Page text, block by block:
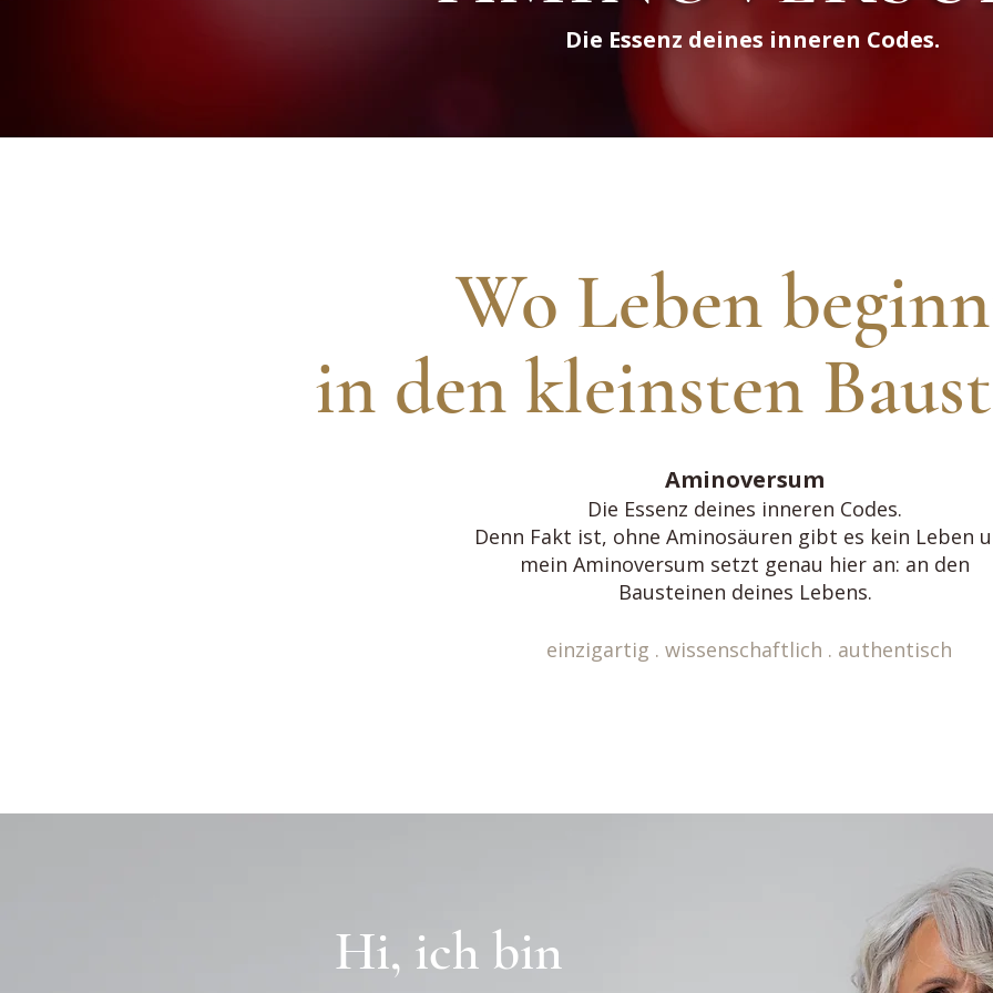
Die Essenz deines inneren Codes.
Wo Leben
in den kleinsten
Aminoversum
Die Essenz deines inneren Codes.
Denn Fakt ist, ohne Aminosäuren gibt es kein Leben
mein Aminoversum setzt genau hier an: an den
Bausteinen deines Lebens.
einzigartig . wissenschaftlich . authentisch
Hi, ich bin